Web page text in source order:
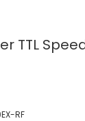
TTL
RF